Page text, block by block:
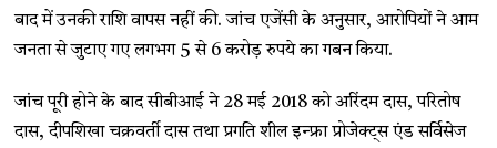
बाद में उनकी राशि वापस नहीं की. जांच एजेंसी के अनुसार, आरोपियों ने आम
जनता से जुटाए गए लगभग 5 से 6 करोड़ रुपये का गबन किया.
जांच पूरी होने के बाद सीबीआई ने 28 मई 2018 को अरिंदम दास, परितोष
दास, दीपशिखा चक्रवर्ती दास तथा प्रगति शील इन्फ्रा प्रोजेक्ट्स एंड सर्विसेज